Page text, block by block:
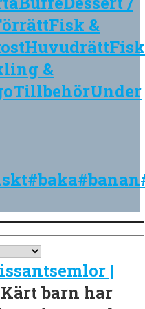
Fisk &
HuvudrättFisk
&
TillbehörUnder
#baka#banan
|
Kärt barn har